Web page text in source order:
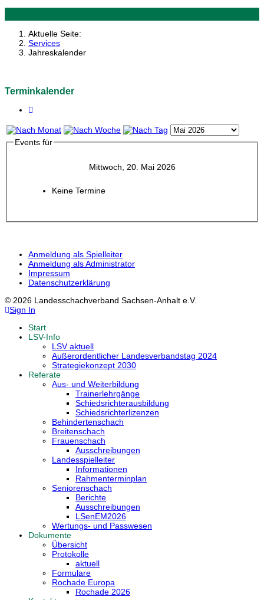
Aktuelle Seite:
Services
Jahreskalender
Terminkalender
Events für
Mittwoch, 20. Mai 2026
Keine Termine
Anmeldung als Spielleiter
Anmeldung als Administrator
Impressum
Datenschutzerklärung
© 2026 Landesschachverband Sachsen-Anhalt e.V.
Sign In
Start
LSV-Info
LSV aktuell
Außerordentlicher Landesverbandstag 2024
Strategiekonzept 2030
Referate
Aus- und Weiterbildung
Trainerlehrgänge
Schiedsrichterausbildung
Schiedsrichterlizenzen
Behindertenschach
Breitenschach
Frauenschach
Ausschreibungen
Landesspielleiter
Informationen
Rahmenterminplan
Seniorenschach
Berichte
Ausschreibungen
LSenEM2026
Wertungs- und Passwesen
Dokumente
Übersicht
Protokolle
aktuell
Formulare
Rochade Europa
Rochade 2026